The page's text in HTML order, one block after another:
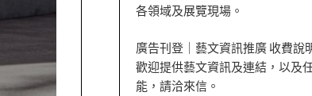
各領域及展覽現場。
廣告刊登｜藝文資訊推廣 收費說
歡迎提供藝文資訊及連結，以及
能，請洽來信。